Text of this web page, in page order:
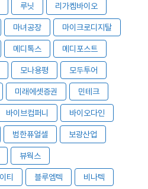
루닛 리가켐바이오
마녀공장 마이크로디지탈
메디톡스 메디포스트
모나용평 모두투어
미래에셋증권 민테크
바이브컴퍼니 바이오다인
범한퓨얼셀 보광산업
뷰웍스
티 블루엠텍 비나텍